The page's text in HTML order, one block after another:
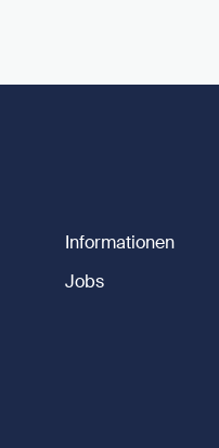
Informationen
Jobs